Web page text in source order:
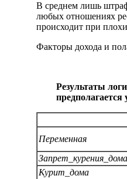
В среднем лишь
любых отношениях
происходит при
Факторы дохода и
Результаты
Переменная
Запрет_курения_дома
Курит_дома